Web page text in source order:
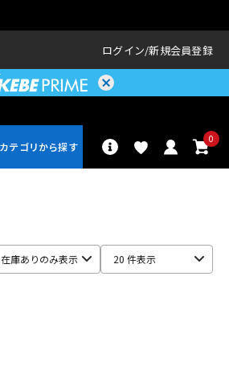
ログイン 新規会員登録
0
在庫ありのみ表示 20 件表示